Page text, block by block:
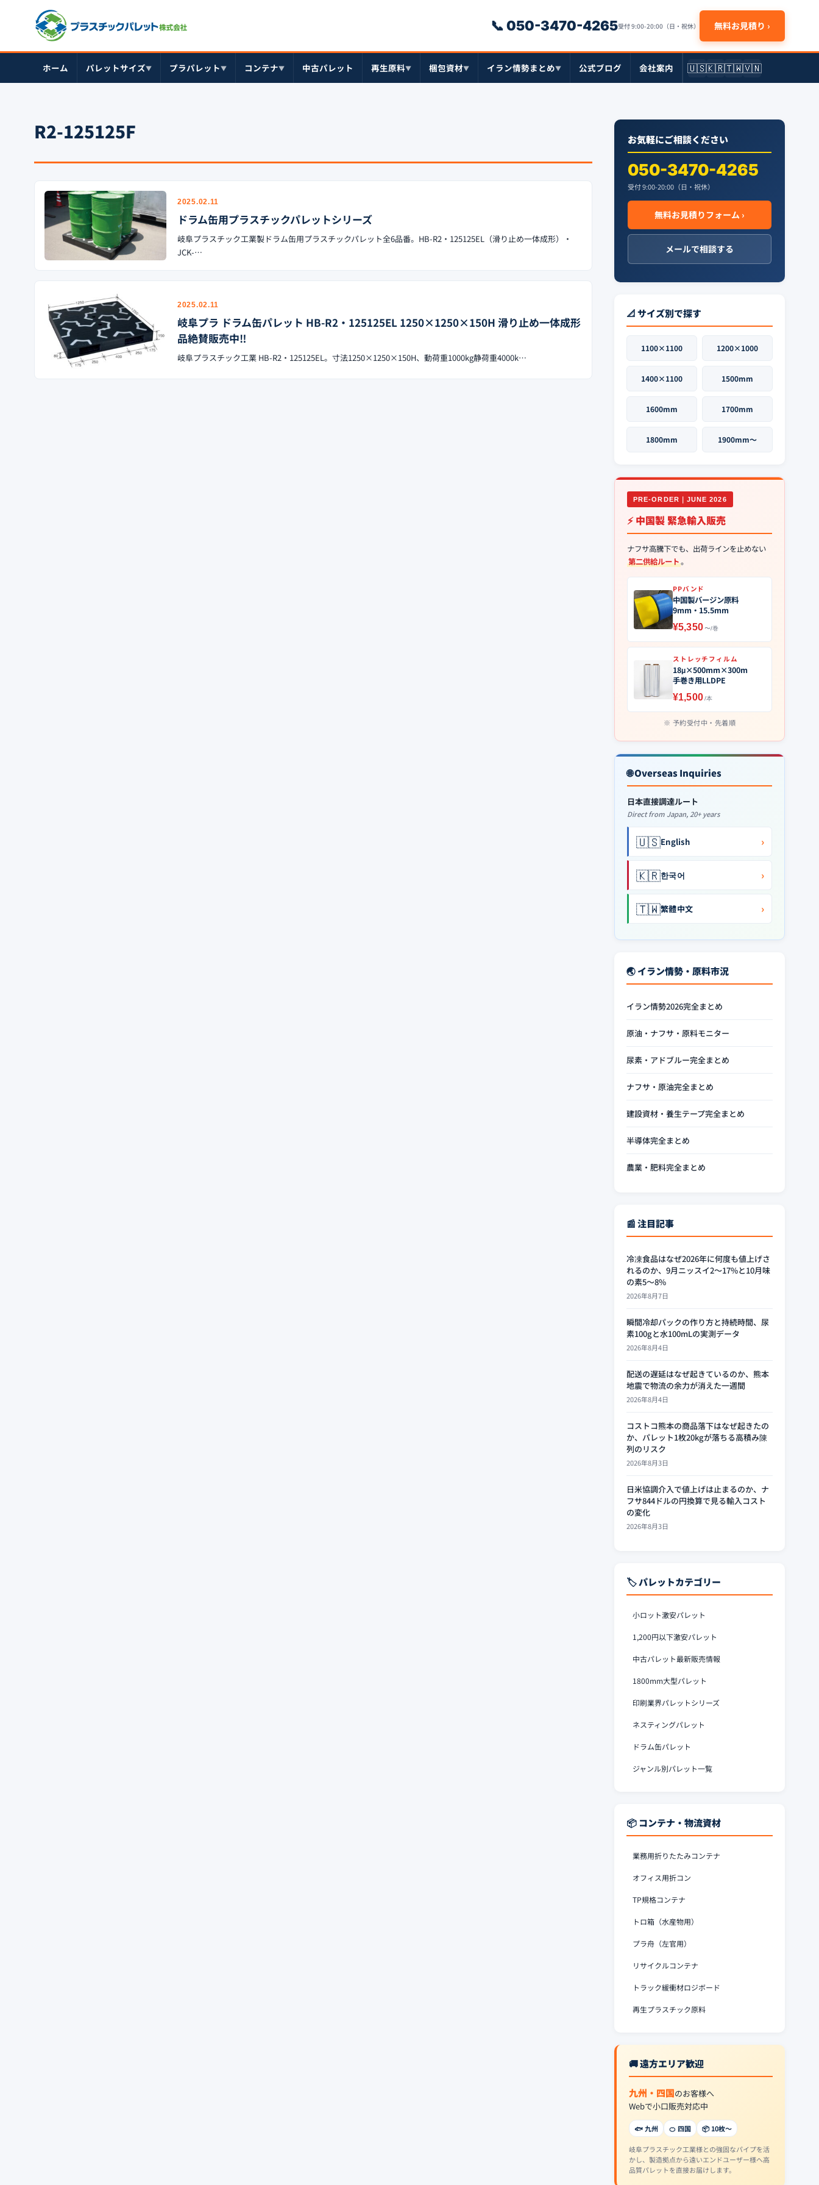
📞 050-3470-4265受付 9:00-20:00（日・祝休） 無料お見積り ›
ホーム パレットサイズ▼ プラパレット▼ コンテナ▼ 中古パレット 再生原料▼ 梱包資材▼ イラン情勢まとめ▼ 公式ブログ 会社案内 🇺🇸🇰🇷🇹🇼🇻🇳
R2-125125F
2025.02.11
ドラム缶用プラスチックパレットシリーズ
岐阜プラスチック工業製ドラム缶用プラスチックパレット全6品番。HB-R2・125125EL（滑り止め一体成形）・
JCK-…
2025.02.11
岐阜プラ ドラム缶パレット HB-R2・125125EL 1250×1250×150H 滑り止め一体成形
品絶賛販売中‼︎
岐阜プラスチック工業 HB-R2・125125EL。寸法1250×1250×150H、動荷重1000kg静荷重4000k…
お気軽にご相談ください
050-3470-4265
受付 9:00-20:00（日・祝休）
無料お見積りフォーム ›
メールで相談する
📐 サイズ別で探す
1100×1100 1200×1000
1400×1100 1500mm
1600mm 1700mm
1800mm 1900mm〜
PRE-ORDER｜JUNE 2026
⚡ 中国製 緊急輸入販売
ナフサ高騰下でも、出荷ラインを止めない
第二供給ルート。
PPバンド
中国製バージン原料
9mm・15.5mm
¥5,350〜/巻
ストレッチフィルム
18μ×500mm×300m
手巻き用LLDPE
¥1,500/本
予約受付中・先着順
🌐 Overseas Inquiries
日本直接調達ルート
Direct from Japan, 20+ years
🇺🇸English ›
🇰🇷한국어 ›
🇹🇼繁體中文 ›
🌏 イラン情勢・原料市況
イラン情勢2026完全まとめ
原油・ナフサ・原料モニター
尿素・アドブルー完全まとめ
ナフサ・原油完全まとめ
建設資材・養生テープ完全まとめ
半導体完全まとめ
農業・肥料完全まとめ
📰 注目記事
冷凍食品はなぜ2026年に何度も値上げさ
れるのか、9月ニッスイ2〜17%と10月味
の素5〜8%
2026年8月7日
瞬間冷却パックの作り方と持続時間、尿
素100gと水100mLの実測データ
2026年8月4日
配送の遅延はなぜ起きているのか、熊本
地震で物流の余力が消えた一週間
2026年8月4日
コストコ熊本の商品落下はなぜ起きたの
か、パレット1枚20kgが落ちる高積み陳
列のリスク
2026年8月3日
日米協調介入で値上げは止まるのか、ナ
フサ844ドルの円換算で見る輸入コスト
の変化
2026年8月3日
🏷️ パレットカテゴリー
小ロット激安パレット
1,200円以下激安パレット
中古パレット最新販売情報
1800mm大型パレット
印刷業界パレットシリーズ
ネスティングパレット
ドラム缶パレット
ジャンル別パレット一覧
📦 コンテナ・物流資材
業務用折りたたみコンテナ
オフィス用折コン
TP規格コンテナ
トロ箱（水産物用）
プラ舟（左官用）
リサイクルコンテナ
トラック緩衝材ロジボード
再生プラスチック原料
🚚 遠方エリア歓迎
九州・四国のお客様へ
Webで小口販売対応中
🐟 九州 🍊 四国 📦 10枚〜
岐阜プラスチック工業様との強固なパイプを活
かし、製造拠点から遠いエンドユーザー様へ高
品質パレットを直接お届けします。